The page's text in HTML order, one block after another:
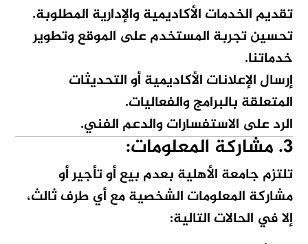
تقديم الخدمات الأكاديمية والإدارية المطلوبة.
تحسين تجربة المستخدم على الموقع وتطوير
خدماتنا.
إرسال الإعلانات الأكاديمية أو التحديثات
المتعلقة بالبرامج والفعاليات.
الرد على الاستفسارات والدعم الفني.
3. مشاركة المعلومات:
تلتزم جامعة الأهلية بعدم بيع أو تأجير أو
مشاركة المعلومات الشخصية مع أي طرف ثالث،
إلا في الحالات التالية: